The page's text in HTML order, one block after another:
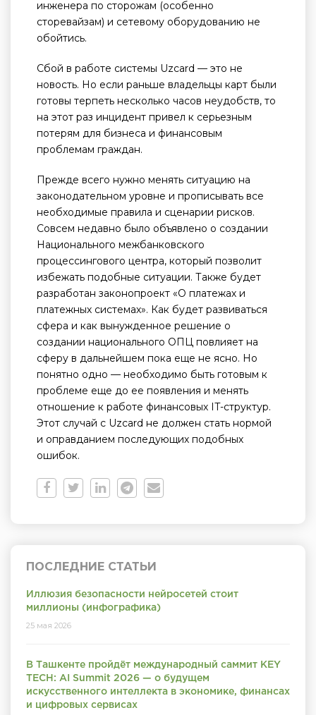
инженера по сторожам (особенно
сторевайзам) и сетевому оборудованию не
обойтись.
Сбой в работе системы Uzcard — это не
новость. Но если раньше владельцы карт были
готовы терпеть несколько часов неудобств, то
на этот раз инцидент привел к серьезным
потерям для бизнеса и финансовым
проблемам граждан.
Прежде всего нужно менять ситуацию на
законодательном уровне и прописывать все
необходимые правила и сценарии рисков.
Совсем недавно было объявлено о создании
Национального межбанковского
процессингового центра, который позволит
избежать подобные ситуации. Также будет
разработан законопроект «О платежах и
платежных системах». Как будет развиваться
сфера и как вынужденное решение о
создании национального ОПЦ повлияет на
сферу в дальнейшем пока еще не ясно. Но
понятно одно — необходимо быть готовым к
проблеме еще до ее появления и менять
отношение к работе финансовых IT-структур.
Этот случай с Uzcard не должен стать нормой
и оправданием последующих подобных
ошибок.
ПОСЛЕДНИЕ СТАТЬИ
Иллюзия безопасности нейросетей стоит
миллионы (инфографика)
25 мая 2026
В Ташкенте пройдёт международный саммит KEY
TECH: AI Summit 2026 — о будущем
искусственного интеллекта в экономике, финансах
и цифровых сервисах